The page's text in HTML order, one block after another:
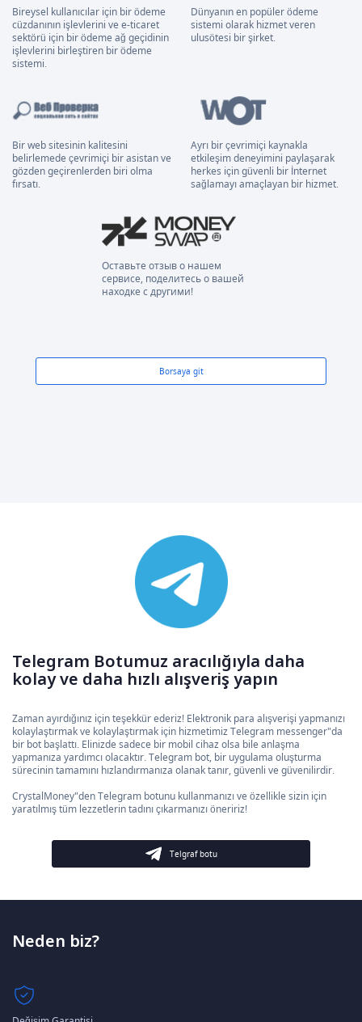
Bireysel kullanıcılar için bir ödeme
cüzdanının işlevlerini ve e-ticaret
sektörü için bir ödeme ağ geçidinin
işlevlerini birleştiren bir ödeme
sistemi.
Dünyanın en popüler ödeme
sistemi olarak hizmet veren
ulusötesi bir şirket.
Bir web sitesinin kalitesini
belirlemede çevrimiçi bir asistan ve
gözden geçirenlerden biri olma
fırsatı.
Ayrı bir çevrimiçi kaynakla
etkileşim deneyimini paylaşarak
herkes için güvenli bir İnternet
sağlamayı amaçlayan bir hizmet.
Оставьте отзыв о нашем
сервисе, поделитесь о вашей
находке с другими!
Borsaya git
Telegram Botumuz aracılığıyla daha
kolay ve daha hızlı alışveriş yapın
Zaman ayırdığınız için teşekkür ederiz! Elektronik para alışverişi yapmanızı
kolaylaştırmak ve kolaylaştırmak için hizmetimiz Telegram messenger"da
bir bot başlattı. Elinizde sadece bir mobil cihaz olsa bile anlaşma
yapmanıza yardımcı olacaktır. Telegram bot, bir uygulama oluşturma
sürecinin tamamını hızlandırmanıza olanak tanır, güvenli ve güvenilirdir.
CrystalMoney"den Telegram botunu kullanmanızı ve özellikle sizin için
yaratılmış tüm lezzetlerin tadını çıkarmanızı öneririz!
Telgraf botu
Neden biz?